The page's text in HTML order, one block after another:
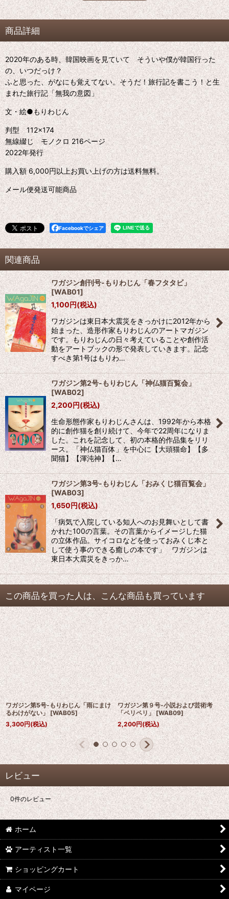
商品詳細
2020年のある時、韓国映画を見ていて そういや僕が韓国行った
の、いつだっけ？
ふと思った、がなにも覚えてない。そうだ！旅行記を書こう！と生
まれた旅行記「無我の意図」
文・絵●もりわじん
判型 112×174
無線綴じ モノクロ 216ページ
2022年発行
購入額 6,000円以上お買い上げの方は送料無料。
メール便発送可能商品
Facebookでシェア
関連商品
ワガジン創刊号-もりわじん「春フタタビ」
[WAB01]
1,100円(税込)
ワガジンは東日本大震災をきっかけに2012年から
始まった、造形作家もりわじんのアートマガジン
です。もりわじんの日々考えていることや創作活
動をアートブックの形で発表していきます。記念
すべき第1号はもりわ…
ワガジン第2号-もりわじん「神仏猫百覧会」
[WAB02]
2,200円(税込)
生命形態作家もりわじんさんは、1992年から本格
的に創作猫を創り続けて、今年で22周年になりま
した。これを記念して、初の本格的作品集をリリ
ース。「神仏猫百体」を中心に【大頭猫命】【多
聞猫】【渾沌神】【…
ワガジン第3号-もりわじん「おみくじ猫百覧会」
[WAB03]
1,650円(税込)
「病気で入院している知人へのお見舞いとして書
かれた100の言葉。その言葉からイメージした猫
の立体作品。サイコロなどを使っておみくじ本と
して使う事のできる癒しの本です」 ワガジンは
東日本大震災をきっか…
この商品を買った人は、こんな商品も買っています
ワガジン第5号-もりわじん「雨にまけ
るわけがない」 [WAB05]
3,300円(税込)
ワガジン第９号-小説および芸術考
「ペリペリ」 [WAB09]
2,200円(税込)
レビュー
0件のレビュー
ホーム
アーティスト一覧
ショッピングカート
マイページ